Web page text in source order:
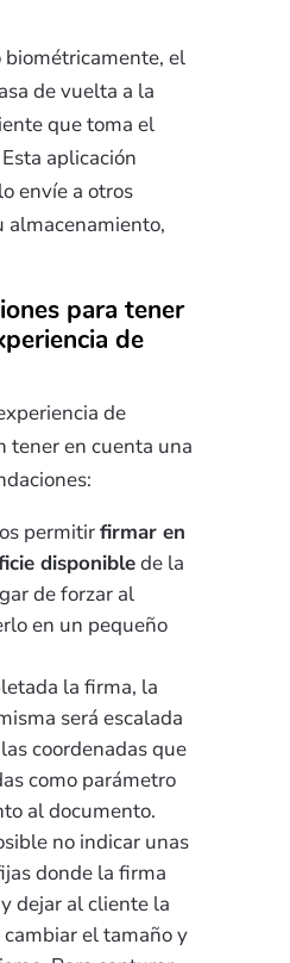
biométricamente, el
de vuelta a la
que toma el
aplicación
envíe a otros
almacenamiento,
para tener
de
de
tener en cuenta una
permitirfirmar en
disponiblede la
de forzar al
en un pequeño
la firma, la
será escalada
coordenadas que
como parámetro
al documento.
no indicar unas
donde la firma
dejar al cliente la
el tamaño y